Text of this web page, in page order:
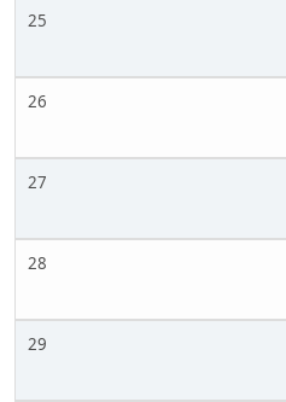
25
26
27
28
29